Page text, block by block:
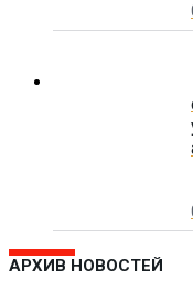
АРХИВ НОВОСТЕЙ